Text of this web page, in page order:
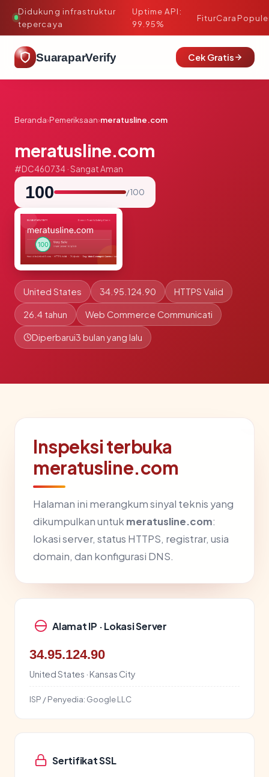
Didukung infrastruktur
tepercaya
·
Uptime API:
99.95%
FiturCara
SuaraparVerify Cek Gratis
Beranda›Pemeriksaan›meratusline.com
meratusline.com
#DC460734 · Sangat Aman
100 / 100
United States 34.95.124.90 HTTPS Valid
26.4 tahun Web Commerce Communicati
Diperbarui3 bulan yang lalu
Inspeksi terbuka
meratusline.com
Halaman ini merangkum sinyal teknis yang
dikumpulkan untuk meratusline.com:
lokasi server, status HTTPS, registrar, usia
domain, dan konfigurasi DNS.
Alamat IP · Lokasi Server
34.95.124.90
United States · Kansas City
ISP / Penyedia: Google LLC
Sertifikat SSL